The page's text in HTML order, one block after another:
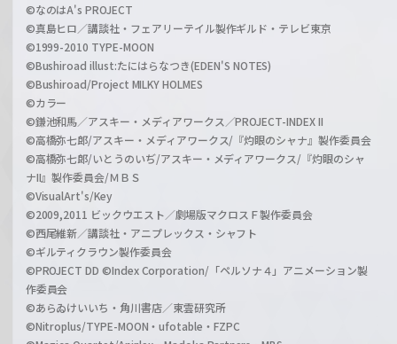
©なのはA's PROJECT
©真島ヒロ／講談社・フェアリーテイル製作ギルド・テレビ東京
©1999-2010 TYPE-MOON
©Bushiroad illust:たにはらなつき(EDEN'S NOTES)
©Bushiroad/Project MILKY HOLMES
©カラー
©鎌池和馬／アスキー・メディアワークス／PROJECT-INDEX II
©高橋弥七郎/アスキー・メディアワークス/『灼眼のシャナ』製作委員会
©高橋弥七郎/いとうのいぢ/アスキー・メディアワークス/『灼眼のシャ
ナII』製作委員会/ＭＢＳ
©VisualArt's/Key
©2009,2011 ビックウエスト／劇場版マクロスＦ製作委員会
©西尾維新／講談社・アニプレックス・シャフト
©ギルティクラウン製作委員会
©PROJECT DD ©Index Corporation/「ペルソナ４」アニメーション製
作委員会
©あらゐけいいち・角川書店／東雲研究所
©Nitroplus/TYPE-MOON・ufotable・FZPC